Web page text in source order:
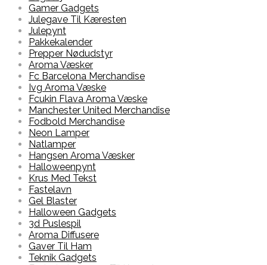
Gamer Gadgets
Julegave Til Kæresten
Julepynt
Pakkekalender
Prepper Nødudstyr
Aroma Væsker
Fc Barcelona Merchandise
Ivg Aroma Væske
Fcukin Flava Aroma Væske
Manchester United Merchandise
Fodbold Merchandise
Neon Lamper
Natlamper
Hangsen Aroma Væsker
Halloweenpynt
Krus Med Tekst
Fastelavn
Gel Blaster
Halloween Gadgets
3d Puslespil
Aroma Diffusere
Gaver Til Ham
Teknik Gadgets